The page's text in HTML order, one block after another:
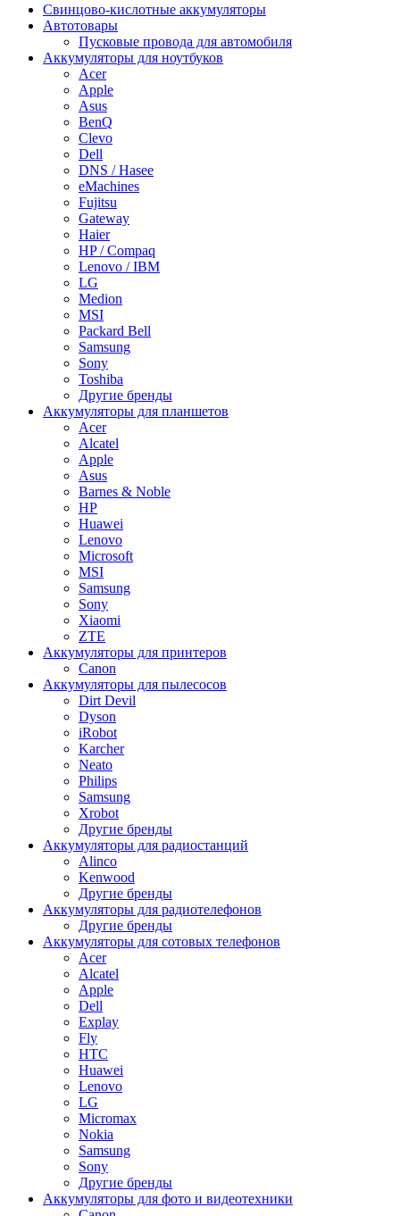
Cвинцово-кислотные аккумуляторы
Автотовары
Пусковые провода для автомобиля
Аккумуляторы для ноутбуков
Acer
Apple
Asus
BenQ
Clevo
Dell
DNS / Hasee
eMachines
Fujitsu
Gateway
Haier
HP / Compaq
Lenovo / IBM
LG
Medion
MSI
Packard Bell
Samsung
Sony
Toshiba
Другие бренды
Аккумуляторы для планшетов
Acer
Alcatel
Apple
Asus
Barnes & Noble
HP
Huawei
Lenovo
Microsoft
MSI
Samsung
Sony
Xiaomi
ZTE
Аккумуляторы для принтеров
Canon
Аккумуляторы для пылесосов
Dirt Devil
Dyson
iRobot
Karcher
Neato
Philips
Samsung
Xrobot
Другие бренды
Аккумуляторы для радиостанций
Alinco
Kenwood
Другие бренды
Аккумуляторы для радиотелефонов
Другие бренды
Аккумуляторы для сотовых телефонов
Acer
Alcatel
Apple
Dell
Explay
Fly
HTC
Huawei
Lenovo
LG
Micromax
Nokia
Samsung
Sony
Другие бренды
Аккумуляторы для фото и видеотехники